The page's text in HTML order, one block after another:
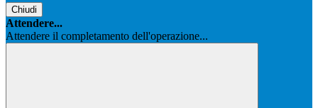
Chiudi
Attendere...
Attendere il completamento dell'operazione...